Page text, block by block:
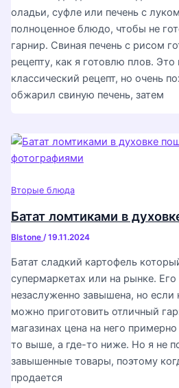
оладьи, суфле или печень с
полноценное блюдо, чтобы не
гарнир. Свиная печень с рисом
рецепту, как я готовлю плов. Это
классический рецепт, но очень
обжарил свиную печень, затем
Вторые блюда
Батат ломтиками в
Blstone /19.11.2024
Батат сладкий картофель
супермаркетах или на рынке. Его
незаслуженно завышена, но если
можно приготовить отличный
магазинах цена на него
то выше, а где-то ниже. Но я не
завышенные товары, поэтому
продается